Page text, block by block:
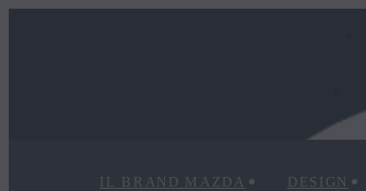
IL BRAND MAZDA DESIGN